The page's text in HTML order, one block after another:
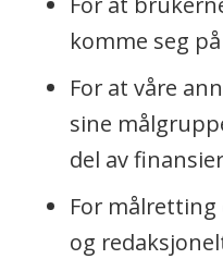
komme seg
For at våre
sine
del av
For
og